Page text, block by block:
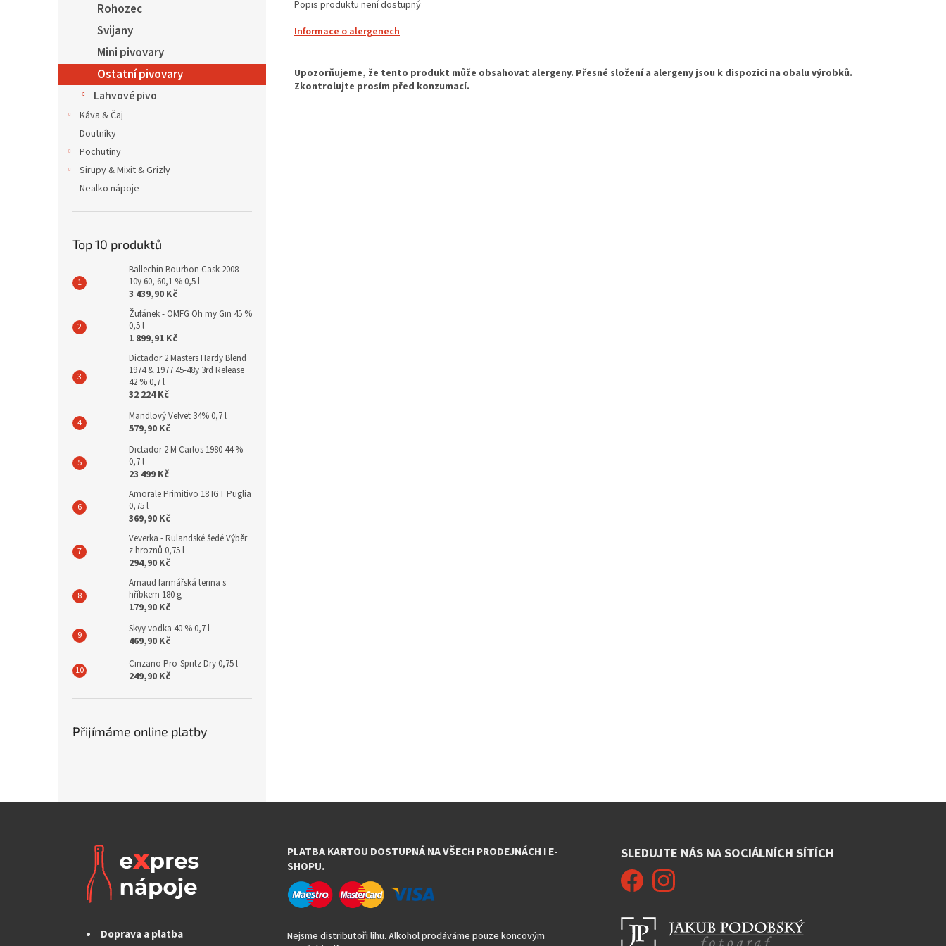
Rohozec
Svijany
Mini pivovary
Ostatní pivovary
Lahvové pivo
Káva & Čaj
Doutníky
Pochutiny
Sirupy & Mixit & Grizly
Nealko nápoje
Top 10 produktů
Ballechin Bourbon Cask 2008
10y 60, 60,1 % 0,5 l
3 439,90 Kč
Žufánek - OMFG Oh my Gin 45 %
0,5 l
1 899,91 Kč
Dictador 2 Masters Hardy Blend
1974 & 1977 45-48y 3rd Release
42 % 0,7 l
32 224 Kč
Mandlový Velvet 34% 0,7 l
579,90 Kč
Dictador 2 M Carlos 1980 44 %
0,7 l
23 499 Kč
Amorale Primitivo 18 IGT Puglia
0,75 l
369,90 Kč
Veverka - Rulandské šedé Výběr
z hroznů 0,75 l
294,90 Kč
Arnaud farmářská terina s
hříbkem 180 g
179,90 Kč
Skyy vodka 40 % 0,7 l
469,90 Kč
Cinzano Pro-Spritz Dry 0,75 l
249,90 Kč
Přijímáme online platby
Popis produktu není dostupný
Informace o alergenech
Doprava a platba
PLATBA KARTOU DOSTUPNÁ NA VŠECH PRODEJNÁCH I E-
SHOPU.
Nejsme distributoři lihu. Alkohol prodáváme pouze koncovým
SLEDUJTE NÁS NA SOCIÁLNÍCH SÍTÍCH